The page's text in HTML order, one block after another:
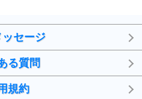
セージ
る質問
規約